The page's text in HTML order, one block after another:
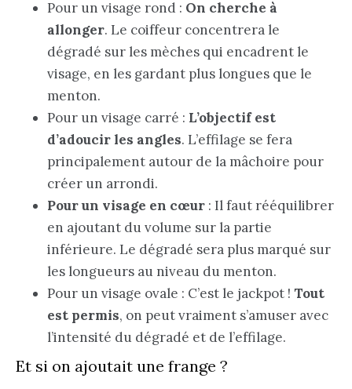
Pour un visage rond : On cherche à
allonger. Le coiffeur concentrera le
dégradé sur les mèches qui encadrent le
visage, en les gardant plus longues que le
menton.
Pour un visage carré : L’objectif est
d’adoucir les angles. L’effilage se fera
principalement autour de la mâchoire pour
créer un arrondi.
Pour un visage en cœur : Il faut rééquilibrer
en ajoutant du volume sur la partie
inférieure. Le dégradé sera plus marqué sur
les longueurs au niveau du menton.
Pour un visage ovale : C’est le jackpot ! Tout
est permis, on peut vraiment s’amuser avec
l’intensité du dégradé et de l’effilage.
Et si on ajoutait une frange ?